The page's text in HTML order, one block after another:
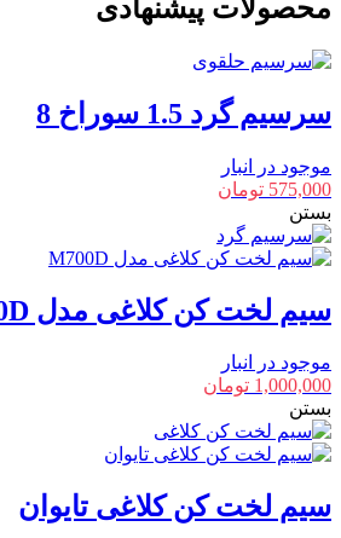
محصولات پیشنهادی
سرسیم گرد 1.5 سوراخ 8
موجود در انبار
575,000 تومان
بستن
سیم لخت کن کلاغی مدل M700D
موجود در انبار
1,000,000 تومان
بستن
سیم لخت کن کلاغی تایوان